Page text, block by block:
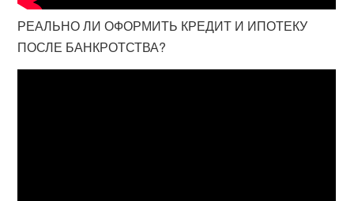
РЕАЛЬНО ЛИ ОФОРМИТЬ КРЕДИТ И ИПОТЕКУ
ПОСЛЕ БАНКРОТСТВА?